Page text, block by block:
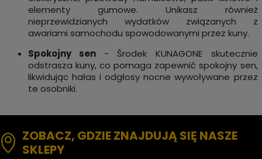
elementy gumowe. Unikasz również
nieprzewidzianych wydatków związanych z
awariami samochodu spowodowanymi przez kuny.
Spokojny sen - Środek KUNAGONE skutecznie
odstrasza kuny, co pomaga zapewnić spokojny sen,
likwidując hałas i odgłosy nocne wywoływane przez
te osobniki.
ZOBACZ, GDZIE ZNAJDUJĄ SIĘ NASZE
SKLEPY